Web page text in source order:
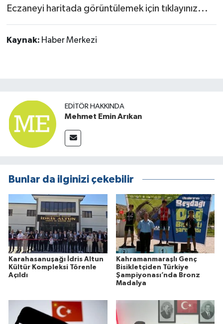
Eczaneyi haritada görüntülemek için tıklayınız...
Kaynak: Haber Merkezi
EDITÖR HAKKINDA
Mehmet Emin Arıkan
Bunlar da ilginizi çekebilir
Karahasanuşağı İdris Altun
Kültür Kompleksi Törenle
Açıldı
Kahramanmaraşlı Genç
Bisikletçiden Türkiye
Şampiyonası’nda Bronz
Madalya